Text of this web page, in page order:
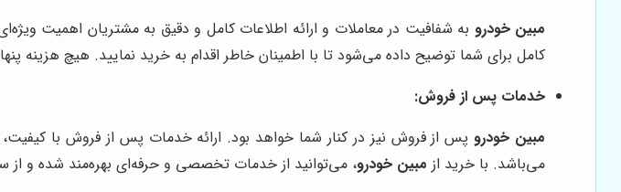
مبین خودرو به شفافیت در معاملات و ارائه اطلاعات کامل و دقیق به مشتریان اهمیت
کامل برای شما توضیح داده می‌شود تا با اطمینان خاطر اقدام به خرید نمایید. هیچ هزینه
خدمات پس از فروش:
مبین خودرو پس از فروش نیز در کنار شما خواهد بود. ارائه خدمات پس از فروش با
می‌باشد. با خرید از مبین خودرو، می‌توانید از خدمات تخصصی و حرفه‌ای بهره‌مند شده و از